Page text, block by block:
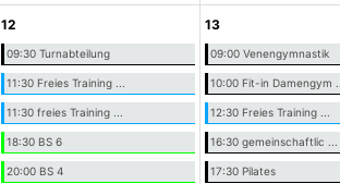
12
09:30 Turnabteilung
11:30 Freies Training ...
11:30 freies Training ...
18:30 BS 6
20:00 BS 4
13
09:00 Venengymnastik
10:00 Fit-in Damengym ...
12:30 Freies Training ...
16:30 gemeinschaftlic ...
17:30 Pilates